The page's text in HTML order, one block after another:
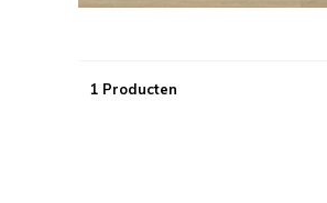
1 Producten